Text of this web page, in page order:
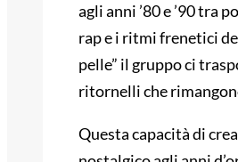
agli anni ’80 e ’90 tra
rap e i ritmi frenetici
pelle” il gruppo ci
ritornelli che
Questa capacità di